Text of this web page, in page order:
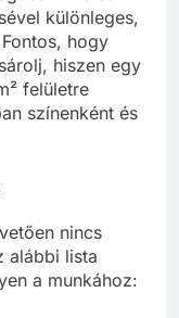
különleges,
hogy
hiszen egy
felületre
színenként és
nincs
alábbi lista
a munkához: